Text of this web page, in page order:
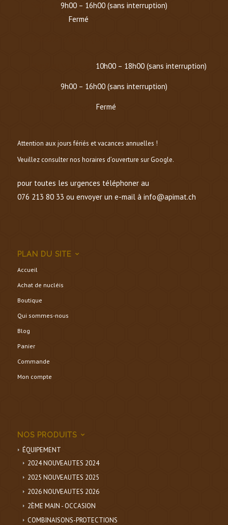
9h00 – 16h00 (sans interruption)
Fermé
10h00 – 18h00 (sans interruption)
9h00 – 16h00 (sans interruption)
Fermé
Attention aux jours fériés et vacances annuelles !
Veuillez consulter nos horaires d’ouverture sur Google.
pour toutes les urgences téléphoner au
076 213 80 33 ou envoyer un e-mail à info@apimat.ch
PLAN DU SITE
Accueil
Achat de nucléis
Boutique
Qui sommes-nous
Blog
Panier
Commande
Mon compte
NOS PRODUITS
ÉQUIPEMENT
2024 NOUVEAUTES 2024
2025 NOUVEAUTES 2025
2026 NOUVEAUTES 2026
2ÈME MAIN - OCCASION
COMBINAISONS-PROTECTIONS